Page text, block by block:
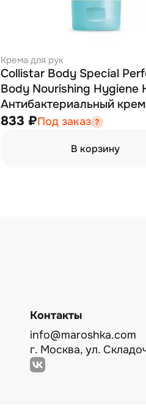
Крема для рук
Collistar Body Special
Body Nourishing Hygiene
Антибактериальный
рук 75 мл
833 ₽Под заказ
В корзину
Контакты
info@maroshka.com
г. Москва, ул.